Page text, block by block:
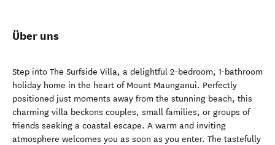
Über uns
Step into The Surfside Villa, a delightful 2-bedroom, 1-bathroom
holiday home in the heart of Mount Maunganui. Perfectly
positioned just moments away from the stunning beach, this
charming villa beckons couples, small families, or groups of
friends seeking a coastal escape. A warm and inviting
atmosphere welcomes you as soon as you enter. The tastefully